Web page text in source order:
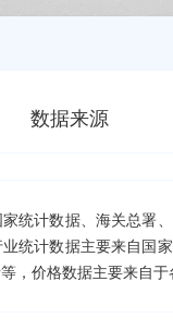
数据来源
统计数据、海关总署
统计数据主要来自国
，价格数据主要来自于